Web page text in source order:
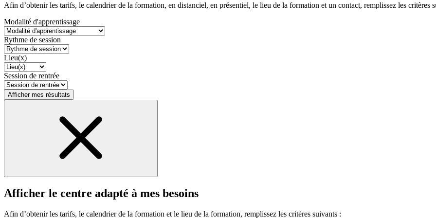
Afin d’obtenir les tarifs, le calendrier de la formation, en distanciel, en présentiel, le lieu de la formation et un contact, remplissez les critères
Modalité d'apprentissage
Rythme de session
Lieu(x)
Session de rentrée
Afficher mes résultats
Afficher le centre adapté à mes besoins
Afin d’obtenir les tarifs, le calendrier de la formation et le lieu de la formation, remplissez les critères suivants :